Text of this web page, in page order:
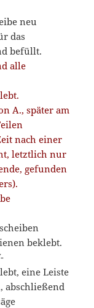
neu
das
befüllt.
alle
A., später am
nach einer
letztlich nur
gefunden
beklebt.
eine Leiste
abschließend